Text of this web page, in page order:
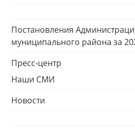
Постановления
муниципального района за
Пресс-центр
Наши СМИ
Новости